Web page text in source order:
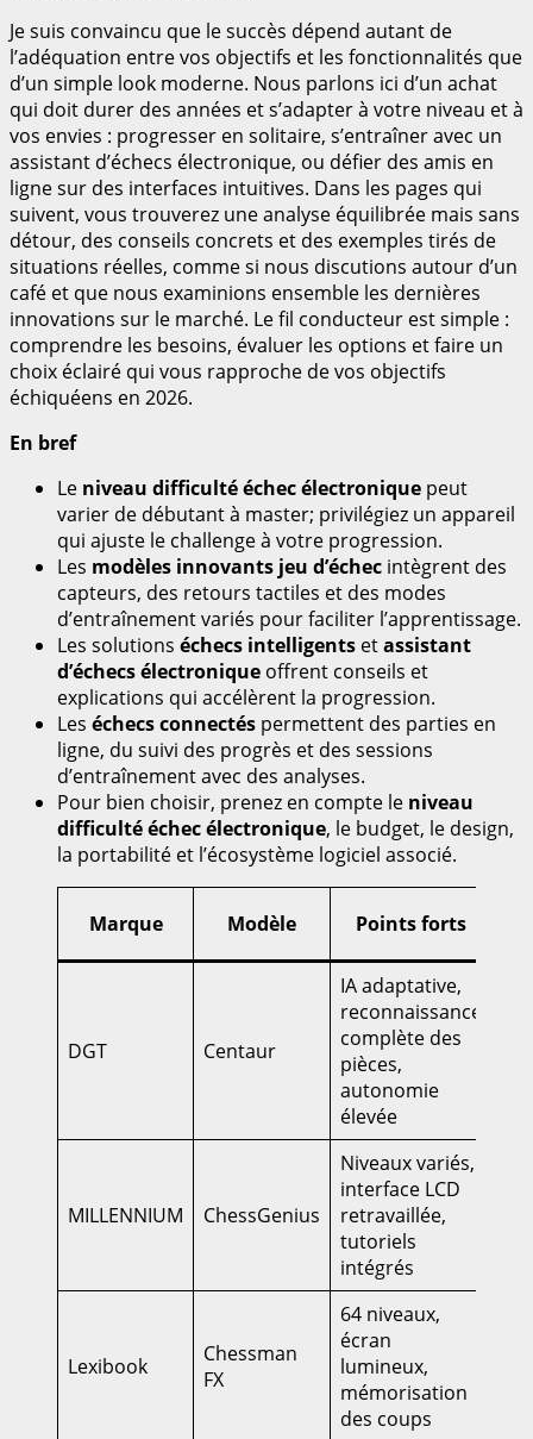
Je suis convaincu que le succès dépend autant de
l’adéquation entre vos objectifs et les fonctionnalités que
d’un simple look moderne. Nous parlons ici d’un achat
qui doit durer des années et s’adapter à votre niveau et à
vos envies : progresser en solitaire, s’entraîner avec un
assistant d’échecs électronique, ou défier des amis en
ligne sur des interfaces intuitives. Dans les pages qui
suivent, vous trouverez une analyse équilibrée mais sans
détour, des conseils concrets et des exemples tirés de
situations réelles, comme si nous discutions autour d’un
café et que nous examinions ensemble les dernières
innovations sur le marché. Le fil conducteur est simple :
comprendre les besoins, évaluer les options et faire un
choix éclairé qui vous rapproche de vos objectifs
échiquéens en 2026.
En bref
Le niveau difficulté échec électronique peut
varier de débutant à master; privilégiez un appareil
qui ajuste le challenge à votre progression.
Les modèles innovants jeu d’échec intègrent des
capteurs, des retours tactiles et des modes
d’entraînement variés pour faciliter l’apprentissage.
Les solutions échecs intelligents etassistant
d’échecs électronique offrent conseils et
explications qui accélèrent la progression.
Les échecs connectés permettent des parties en
ligne, du suivi des progrès et des sessions
d’entraînement avec des analyses.
Pour bien choisir, prenez en compte le niveau
difficulté échec électronique, le budget, le design,
la portabilité et l’écosystème logiciel associé.
Marque Modèle Points forts
DGT Centaur
IA adaptative,
reconnaissance
complète des
pièces,
autonomie
élevée
MILLENNIUM ChessGenius
Niveaux variés,
interface LCD
retravaillée,
tutoriels
intégrés
Lexibook
Chessman
FX
64 niveaux,
écran
lumineux,
mémorisation
des coups